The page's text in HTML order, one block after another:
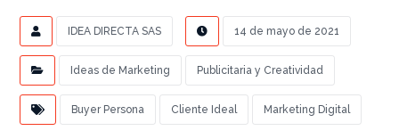
IDEA DIRECTA SAS 14 de mayo de 2021
Ideas de Marketing Publicitaria y Creatividad
Buyer Persona Cliente Ideal Marketing Digital